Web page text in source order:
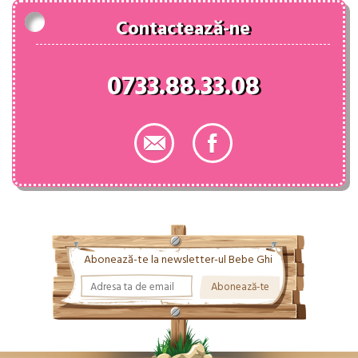
Contactează-ne
0733.88.33.08
Abonează-te la newsletter-ul Bebe Ghi